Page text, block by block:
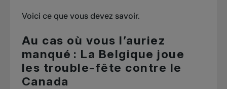
Voici ce que vous devez savoir.
Au cas où vous l’auriez
manqué : La Belgique joue
les trouble-fête contre le
Canada